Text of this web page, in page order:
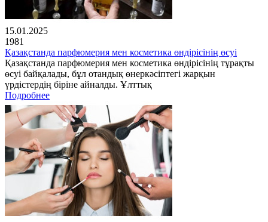
15.01.2025
1981
Қазақстанда парфюмерия мен косметика өндірісінің өсуі
Қазақстанда парфюмерия мен косметика өндірісінің тұрақты
өсуі байқалады, бұл отандық өнеркәсіптегі жарқын
үрдістердің біріне айналды. Ұлттық
Подробнее